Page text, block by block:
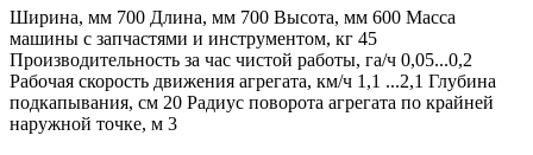
Ширина, мм 700 Длина, мм 700 Высота, мм 600 Масса
машины с запчастями и инструментом, кг 45
Производительность за час чистой работы, га/ч 0,05...0,2
Рабочая скорость движения агрегата, км/ч 1,1 ...2,1 Глубина
подкапывания, см 20 Радиус поворота агрегата по крайней
наружной точке, м 3